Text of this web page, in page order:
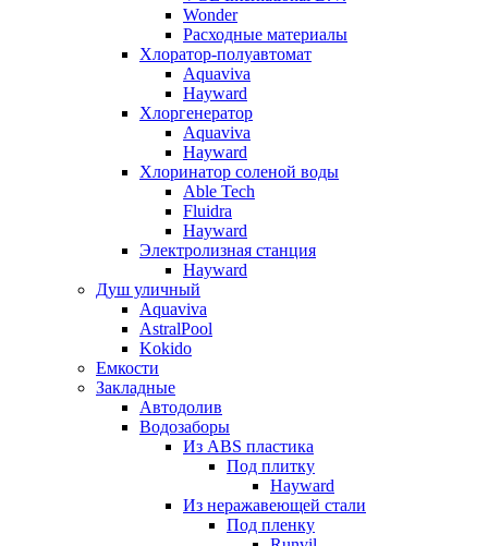
Wonder
Расходные материалы
Хлоратор-полуавтомат
Aquaviva
Hayward
Хлоргенератор
Aquaviva
Hayward
Хлоринатор соленой воды
Able Tech
Fluidra
Hayward
Электролизная станция
Hayward
Душ уличный
Aquaviva
AstralPool
Kokido
Емкости
Закладные
Автодолив
Водозаборы
Из ABS пластика
Под плитку
Hayward
Из неражавеющей стали
Под пленку